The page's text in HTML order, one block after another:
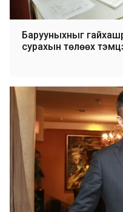
Барууныхныг
сурахын төлөөх